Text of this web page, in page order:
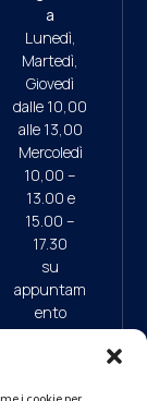
a
Lunedì,
Martedì,
Giovedì
dalle 10,00
alle 13,00
Mercoledì
10,00 –
13.00 e
15.00 –
17.30
su
appuntam
ento
09:30/13: